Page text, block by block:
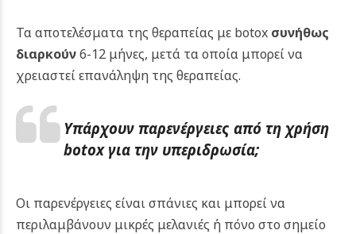
Τα αποτελέσματα της θεραπείας με botox συνήθως
διαρκούν6-12 μήνες, μετά τα οποία μπορεί να
χρειαστεί επανάληψη της θεραπείας.
Υπάρχουν παρενέργειες από τη χρήση
botox για την υπεριδρωσία;
Οι παρενέργειες είναι σπάνιες και μπορεί να
περιλαμβάνουν μικρές μελανιές ή πόνο στο σημείο